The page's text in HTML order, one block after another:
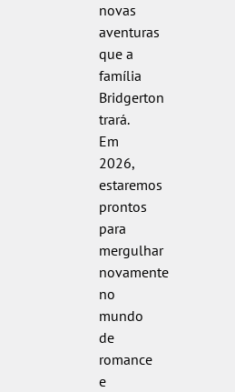
novas
aventuras
que a
família
Bridgerton
trará.
Em
2026,
estaremos
prontos
para
mergulhar
novamente
no
mundo
de
romance
e